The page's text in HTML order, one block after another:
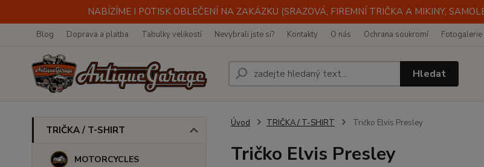
NABÍZÍME I POTISK OBLEČENÍ NA ZAKÁZKU (SRAZOVÁ, FIREMNÍ TRIČKA A MIKINY,
Blog Doprava a platba Tabulky velikostí Nevybrali jste si? Kontakty O nás Ochrana soukromí Fotogalerie
Hledat
TRIČKA / T-SHIRT
MOTORCYCLES
Úvod TRIČKA / T-SHIRT Tričko Elvis Presley
Tričko Elvis Presley